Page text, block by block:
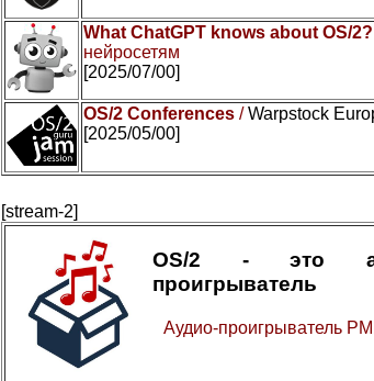
What ChatGPT knows about OS/2?
нейросетям
[2025/07/00]
OS/2 Conferences /Warpstock
[2025/05/00]
[stream-2]
OS/2 - это
проигрыватель
Аудио-проигрыватель